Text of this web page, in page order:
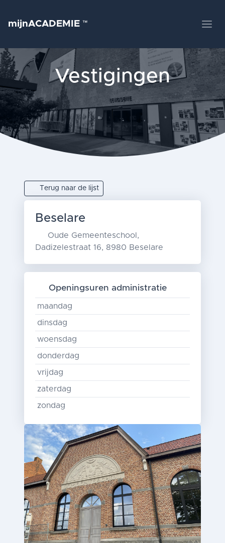
mijnACADEMIE ™
Vestigingen
Terug naar de lijst
Beselare
Oude Gemeenteschool,
Dadizelestraat 16, 8980 Beselare
Openingsuren administratie
maandag
dinsdag
woensdag
donderdag
vrijdag
zaterdag
zondag